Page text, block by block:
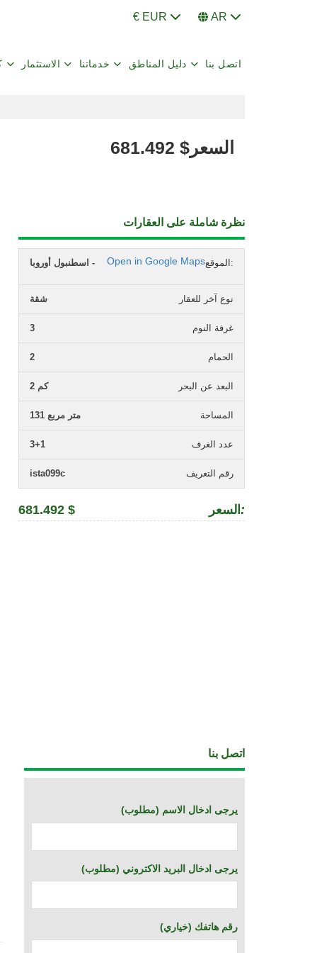
€ EUR AR
الاستثمار خدماتنا دليل المناطق اتصل بنا
السعر 681.492 $
نظرة شاملة على العقارات
الموقع: اسطنبول أوروبا - Open in Google Maps
نوع آخر للعقار شقة
غرفة النوم 3
الحمام 2
البعد عن البحر 2 كم
المساحة 131 متر مربع
عدد الغرف 3+1
رقم التعريف ista099c
السعر :
681.492 $
اتصل بنا
(يرجى ادخال الاسم (مطلوب
(يرجى ادخال البريد الاكتروني (مطلوب
(خياري) رقم هاتفك